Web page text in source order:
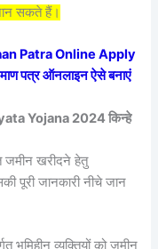
सकते हैं।
Patra Online Apply
पत्र ऑनलाइन ऐसे बनाएं
Yojana 2024 किन्हे
जमीन खरीदने हेतु
पूरी जानकारी नीचे जान
भूमिहीन व्यक्तियों को जमीन